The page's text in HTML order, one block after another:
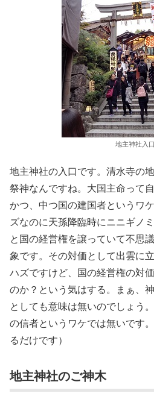
地主神社入口
地主神社の入口です。清水寺の
祭神なんですね。大国主命って
かつ、中つ国の建国者というワ
ズなのに天孫降臨時にニニギノ
と国の経営権を譲っていて不思
象です。その対価として出雲に
ハズですけど、国の経営権の対
のか？という気はする。まぁ、
としても意味は無いのでしょう
の信者というワケでは無いです
るだけです）
地主神社のご神木